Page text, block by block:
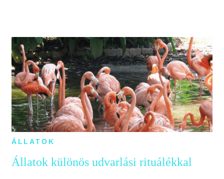
ÁLLATOK
Állatok különös udvarlási rituálékkal